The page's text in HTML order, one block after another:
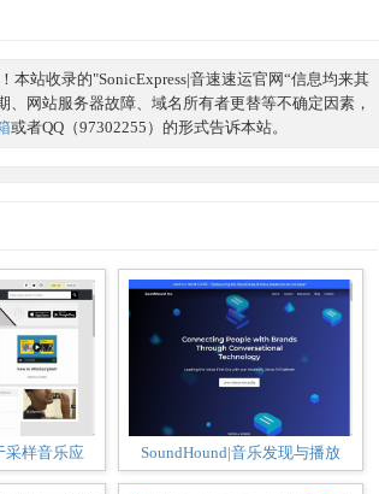
站收录的"SonicExpress|音速速运官网“信息均来其
网站服务器故障、域名所有者更替等不确定因素，
或者QQ（97302255）的形式告诉本站。
采样音乐应 SoundHound|音乐发现与播放